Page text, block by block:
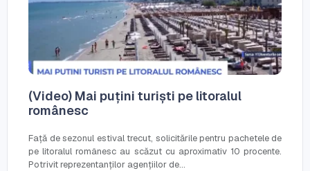
(Video) Mai puțini turiști pe litoralul
românesc
Față de sezonul estival trecut, solicitările pentru pachetele de
pe litoralul românesc au scăzut cu aproximativ 10 procente.
Potrivit reprezentanților agențiilor de...